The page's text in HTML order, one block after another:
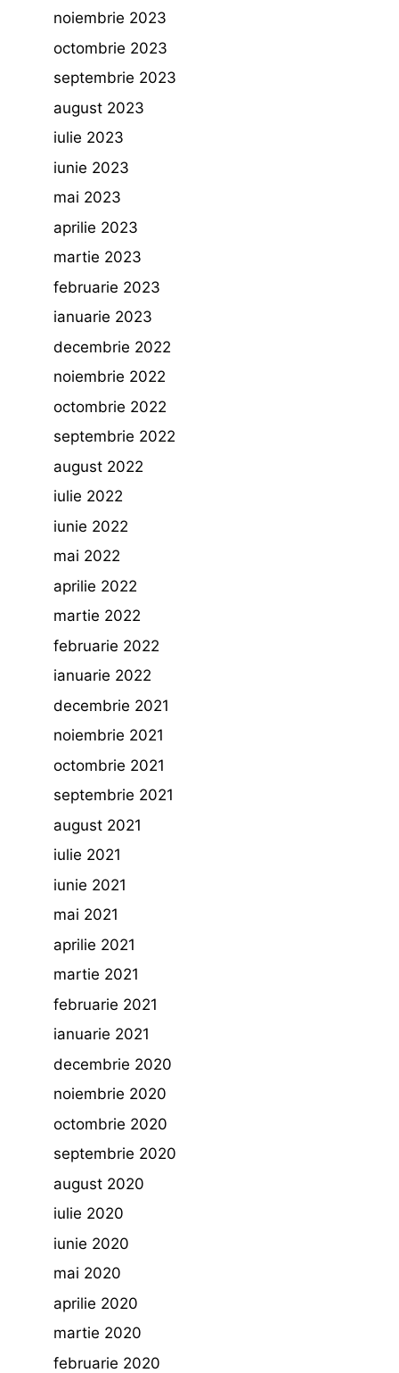
noiembrie 2023
octombrie 2023
septembrie 2023
august 2023
iulie 2023
iunie 2023
mai 2023
aprilie 2023
martie 2023
februarie 2023
ianuarie 2023
decembrie 2022
noiembrie 2022
octombrie 2022
septembrie 2022
august 2022
iulie 2022
iunie 2022
mai 2022
aprilie 2022
martie 2022
februarie 2022
ianuarie 2022
decembrie 2021
noiembrie 2021
octombrie 2021
septembrie 2021
august 2021
iulie 2021
iunie 2021
mai 2021
aprilie 2021
martie 2021
februarie 2021
ianuarie 2021
decembrie 2020
noiembrie 2020
octombrie 2020
septembrie 2020
august 2020
iulie 2020
iunie 2020
mai 2020
aprilie 2020
martie 2020
februarie 2020